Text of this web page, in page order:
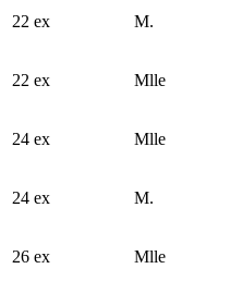
22 ex M.
22 ex Mlle
24 ex Mlle
24 ex M.
26 ex Mlle